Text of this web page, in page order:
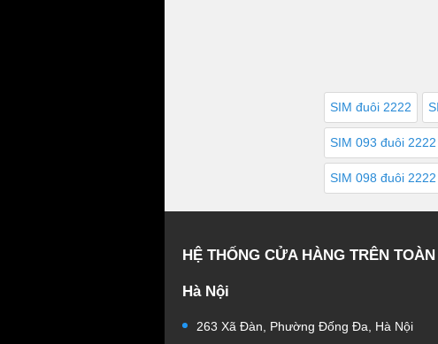
SIM đuôi 2222
SIM 093 đuôi 2222
SIM 098 đuôi 2222
HỆ THỐNG CỬA HÀNG TRÊN
Hà Nội
263 Xã Đàn, Phường Đống Đa, Hà Nội